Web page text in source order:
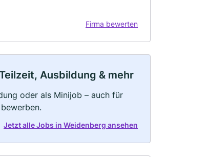
Firma bewerten
Ausbildung & mehr
oder als Minijob – auch für
Jetzt alle Jobs in Weidenberg ansehen